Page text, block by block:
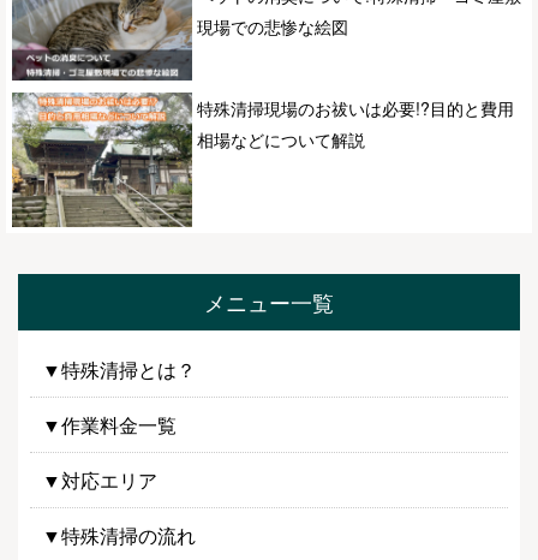
現場での悲惨な絵図
特殊清掃現場のお祓いは必要!?目的と費用
相場などについて解説
メニュー一覧
▼特殊清掃とは？
▼作業料金一覧
▼対応エリア
▼特殊清掃の流れ